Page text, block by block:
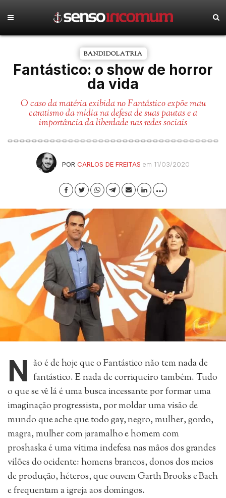
BANDIDOLATRIA
Fantástico: o show de horror
da vida
O caso da matéria exibida no Fantástico expõe mau
caratismo da mídia na defesa de suas pautas e a
importância da liberdade nas redes sociais
POR CARLOS DE FREITAS em 11/03/2020
N ão é de hoje que o Fantástico não tem nada de
fantástico. E nada de corriqueiro também. Tudo
o que se vê lá é uma busca incessante por formar uma
imaginação progressista, por moldar uma visão de
mundo que ache que todo gay, negro, mulher, gordo,
magra, mulher com jaramalho e homem com
proshaska é uma vítima indefesa nas mãos dos grandes
vilões do ocidente: homens brancos, donos dos meios
de produção, héteros, que ouvem Garth Brooks e Bach
e frequentam a igreja aos domingos.